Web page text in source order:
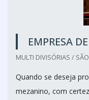
EMPRESA
MULTI DIVISÓRIAS /
Quando se deseja
mezanino, com